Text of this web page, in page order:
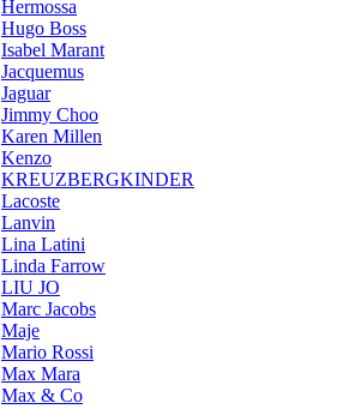
Hermossa
Hugo Boss
Isabel Marant
Jacquemus
Jaguar
Jimmy Choo
Karen Millen
Kenzo
KREUZBERGKINDER
Lacoste
Lanvin
Lina Latini
Linda Farrow
LIU JO
Marc Jacobs
Maje
Mario Rossi
Max Mara
Max & Co